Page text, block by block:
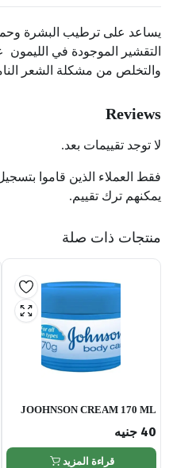
يساعد على ترطيب البشرة
التقشير الموجودة في الليمون
والتخلص من مشكلة الشعر
Reviews
لا توجد تقييمات بعد.
فقط العملاء الذين قاموا
يمكنهم ترك تقييم.
منتجات ذات صلة
JOOHNSON CREAM 170 ML
40 جنيه
قراءة المزيد